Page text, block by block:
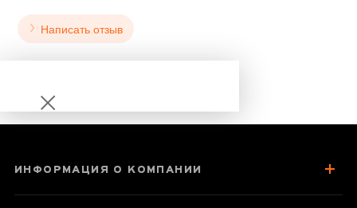
Написать отзыв
Ци Лань
ИНФОРМАЦИЯ О КОМПАНИИ